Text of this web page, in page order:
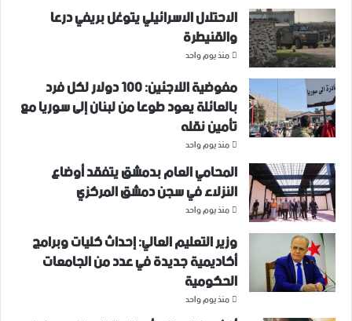
الاحتلال الاسرائيلي يتوغل بريفي درعا
والقنيطرة
منذ يوم واحد
مفوضية اللاجئين: 100 دولار لكل فرد
بالعائلة يعود طوعا من لبنان إلى سوريا مع
تأمين نقله
منذ يوم واحد
المحامي العام بدمشق يتفقد أوضاع
النزلاء في سجن دمشق المركزي
منذ يوم واحد
وزير التعليم العالي: إحداث كليات وبرامج
أكاديمية جديدة في عدد من الجامعات
الحكومية
منذ يوم واحد